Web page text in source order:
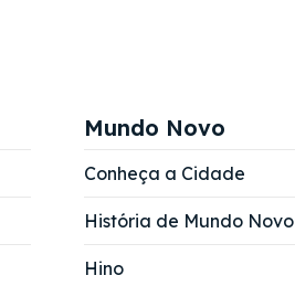
Mundo Novo
Conheça a Cidade
História de Mundo Novo
Hino